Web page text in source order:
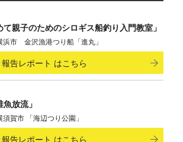
親子のためのシロギス船釣り入門教室」
浜市 金沢漁港つり船「進丸」
報告レポート はこちら
放流」
賀市 「海辺つり公園」
報告レポート はこちら